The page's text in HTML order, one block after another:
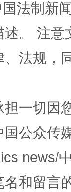
法制新
述。 注
法规，
一切因
公众传
news/
和留言